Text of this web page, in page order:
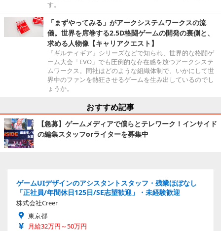
す。
「まずやってみる」がアークシステムワークスの流
儀。世界を席巻する2.5D格闘ゲームの開発の裏側と、
求める人物像【キャリアクエスト】
『ギルティギア』シリーズなどで知られ、世界的な格闘ゲ
ーム大会「EVO」でも圧倒的な存在感を放つアークシステ
ムワークス。同社はどのような組織体制で、いかにして世
界中のファンを熱狂させるゲームを生み出しているのでし
ょうか。
おすすめ記事
【急募】ゲームメディアで僕らとテレワーク！インサイド
の編集スタッフorライターを募集中
ゲームUIデザインのアシスタントスタッフ・残業ほぼなし
「正社員/年間休日125日/SE志望歓迎」・未経験歓迎
株式会社Creer
東京都
月給32万円～50万円